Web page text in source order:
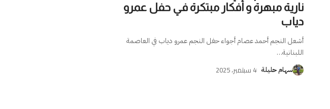
نارية مبهرة و أفكار مبتكرة في حفل عمرو
دياب
أشعل النجم أحمد عصام أجواء حفل النجم عمرو دياب في العاصمة
اللبنانية…
سهام حليلة 4 سبتمبر، 2025